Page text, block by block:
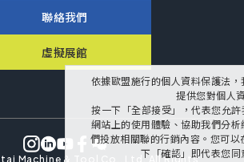
聯絡我們
虛擬展館
Machine & Tool Co., Ltd. All Rights
依據歐盟施行的個人資料保護法
提供您對個人
按一下「全部接受」，代表您允
網站上的使用體驗、協助我們分
們投放相關聯的行銷內容。您可
下「確認」即代表您